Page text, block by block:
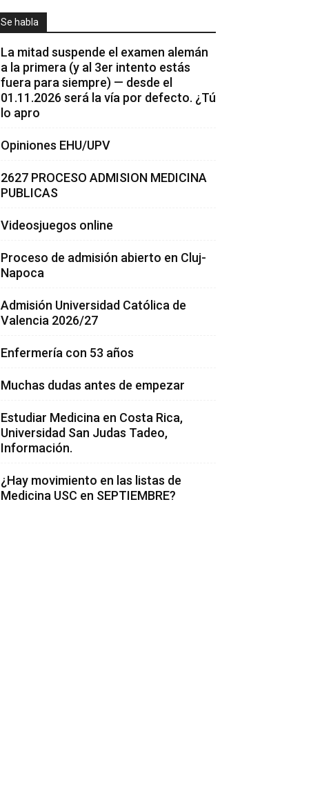
Se habla
La mitad suspende el examen alemán
a la primera (y al 3er intento estás
fuera para siempre) — desde el
01.11.2026 será la vía por defecto. ¿Tú
lo apro
Opiniones EHU/UPV
2627 PROCESO ADMISION MEDICINA
PUBLICAS
Videosjuegos online
Proceso de admisión abierto en Cluj-
Napoca
Admisión Universidad Católica de
Valencia 2026/27
Enfermería con 53 años
Muchas dudas antes de empezar
Estudiar Medicina en Costa Rica,
Universidad San Judas Tadeo,
Información.
¿Hay movimiento en las listas de
Medicina USC en SEPTIEMBRE?